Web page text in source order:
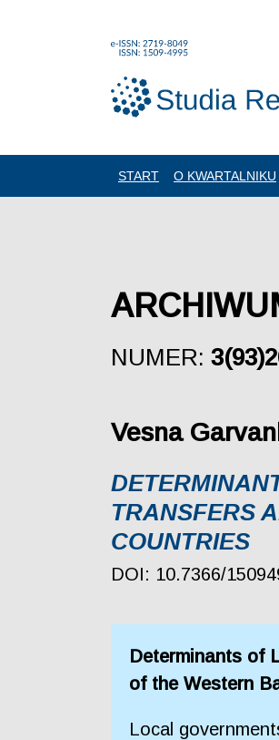
START O KWARTALNIKU
NUMER:
Vesna
TRANSFERS
COUNTRIES
DOI: 10.7366/
Determinants of
of the Western
Local